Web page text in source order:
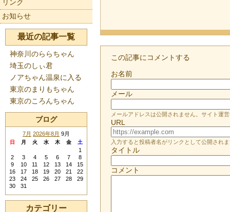
この記事にコメントする
お名前
メール
メールアドレスは公開されません。サイト運
URL
入力すると投稿者名がリンクとして公開され
タイトル
コメント
リンク
お知らせ
最近の記事一覧
神奈川のららちゃん
埼玉のしぃ君
ノアちゃん温泉に入る
東京のまりもちゃん
東京のころんちゃん
ブログ
7月 2026年8月 9月
日 月 火 水 木 金 土
1
2
3 4 5 6 7
8
9
10 11 12 13 14
15
16
17 18 19 20 21
22
23
24 25 26 27 28
29
30
31
カテゴリー